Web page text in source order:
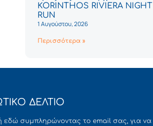
KORINTHOS RIVIERA NIGHT
RUN
1 Αυγούστου, 2026
Περισσότερα »
ΔΕΛΤΙΟ
εδώ συμπληρώνοντας το email σας, για να